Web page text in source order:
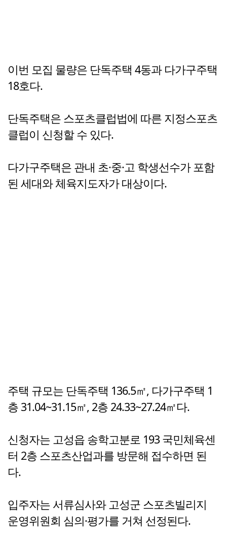
이번 모집 물량은 단독주택 4동과 다가구주택
18호다.
단독주택은 스포츠클럽법에 따른 지정스포츠
클럽이 신청할 수 있다.
다가구주택은 관내 초·중·고 학생선수가 포함
된 세대와 체육지도자가 대상이다.
주택 규모는 단독주택 136.5㎡, 다가구주택 1
층 31.04~31.15㎡, 2층 24.33~27.24㎡다.
신청자는 고성읍 송학고분로 193 국민체육센
터 2층 스포츠산업과를 방문해 접수하면 된
다.
입주자는 서류심사와 고성군 스포츠빌리지
운영위원회 심의·평가를 거쳐 선정된다.